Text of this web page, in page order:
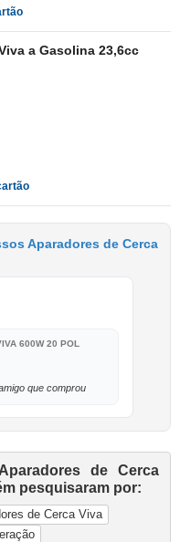
a Gasolina 23,6cc
Aparadores de Cerca
600W 20 POL
que comprou
de Cerca
pesquisaram por:
de Cerca Viva